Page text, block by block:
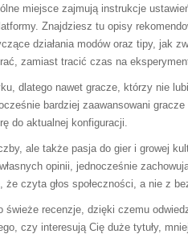
miejsce zajmują instrukcje
Znajdziesz tu opisy
działania modów oraz tipy, jak
zamiast tracić czas na
dlatego nawet gracze, którzy nie
bardziej zaawansowani
do aktualnej konfiguracji.
ale także pasja do gier i growej
opinii, jednocześnie
czyta głos społeczności, a nie z
świeże recenzje, dzięki czemu
czy interesują Cię duże tytuły,